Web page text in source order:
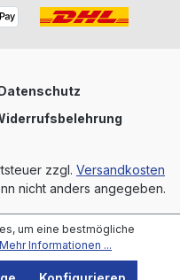
zzgl. Versandkosten
nicht anders angegeben.
um eine bestmögliche
Mehr Informationen ...